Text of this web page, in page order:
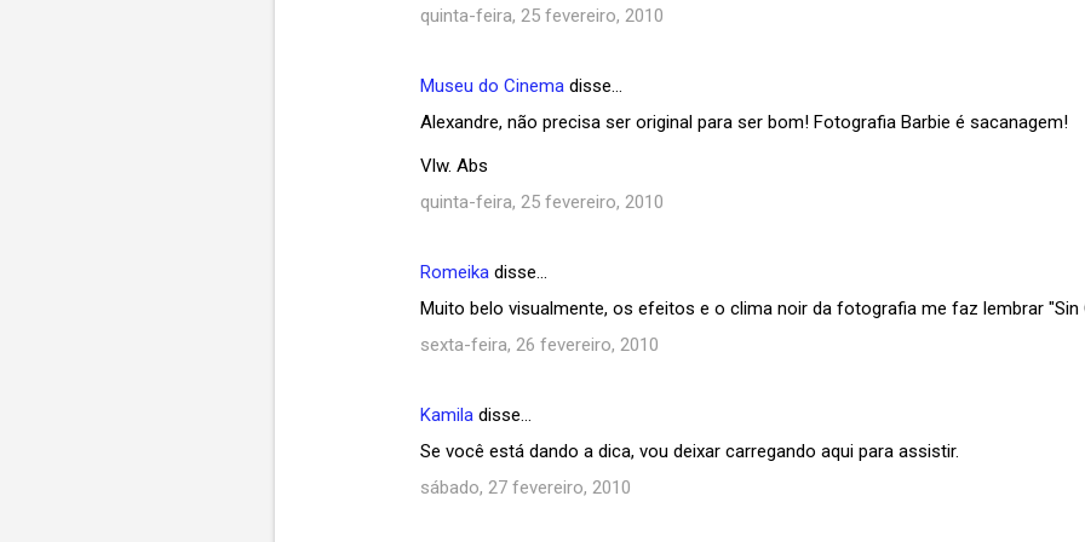
quinta-feira, 25 fevereiro, 2010
Museu do Cinema disse…
Alexandre, não precisa ser original para ser bom! Fotografia Barbie é sacanagem!
Vlw. Abs
quinta-feira, 25 fevereiro, 2010
Romeika disse…
Muito belo visualmente, os efeitos e o clima noir da fotografia me faz lembrar "Sin
sexta-feira, 26 fevereiro, 2010
Kamila disse…
Se você está dando a dica, vou deixar carregando aqui para assistir.
sábado, 27 fevereiro, 2010